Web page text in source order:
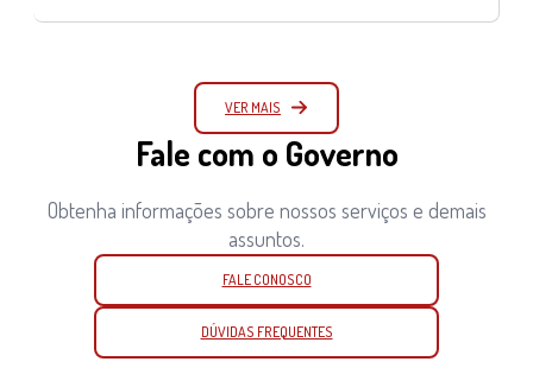
VER MAIS
Fale com o Governo
Obtenha informações sobre nossos serviços e demais
assuntos.
FALE CONOSCO
DÚVIDAS FREQUENTES